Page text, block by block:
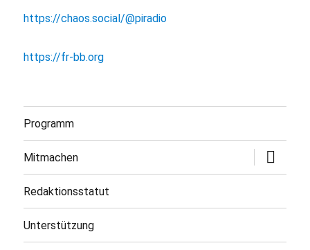
https://chaos.social/@piradio
https://fr-bb.org
Programm
Mitmachen
öffnen
Redaktionsstatut
Unterstützung